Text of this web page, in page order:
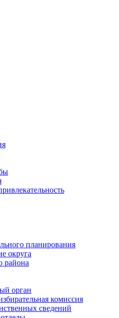
планирования
округа
района
орган
комиссия
сведений